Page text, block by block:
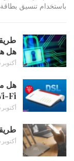
باستخدام تنسيق
هل
أكتوبر 26, 2021
هل
Fi
أكتوبر 26, 2021
أكتوبر 26, 2021